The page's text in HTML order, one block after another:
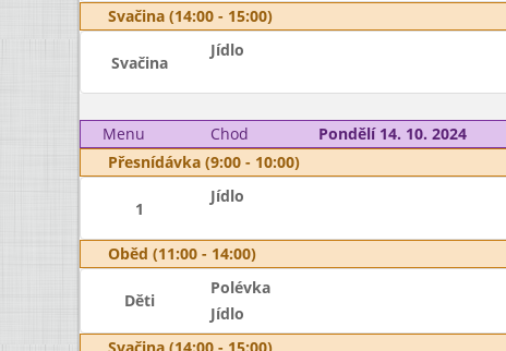
Svačina (14:00 - 15:00)
Svačina
Jídlo
Menu
Chod Pondělí 14. 10. 2024
Přesnídávka (9:00 - 10:00)
1
Jídlo
Oběd (11:00 - 14:00)
Děti
Polévka
Jídlo